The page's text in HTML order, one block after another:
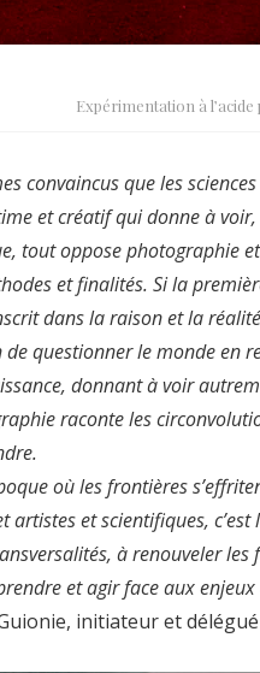
Expérimentation à
convaincus que les
et créatif qui donne à
tout oppose photographie
et finalités. Si la
dans la raison et la
questionner le monde en
donnant à voir
raconte les
où les frontières
artistes et scientifiques,
à renouveler
et agir face aux
initiateur et